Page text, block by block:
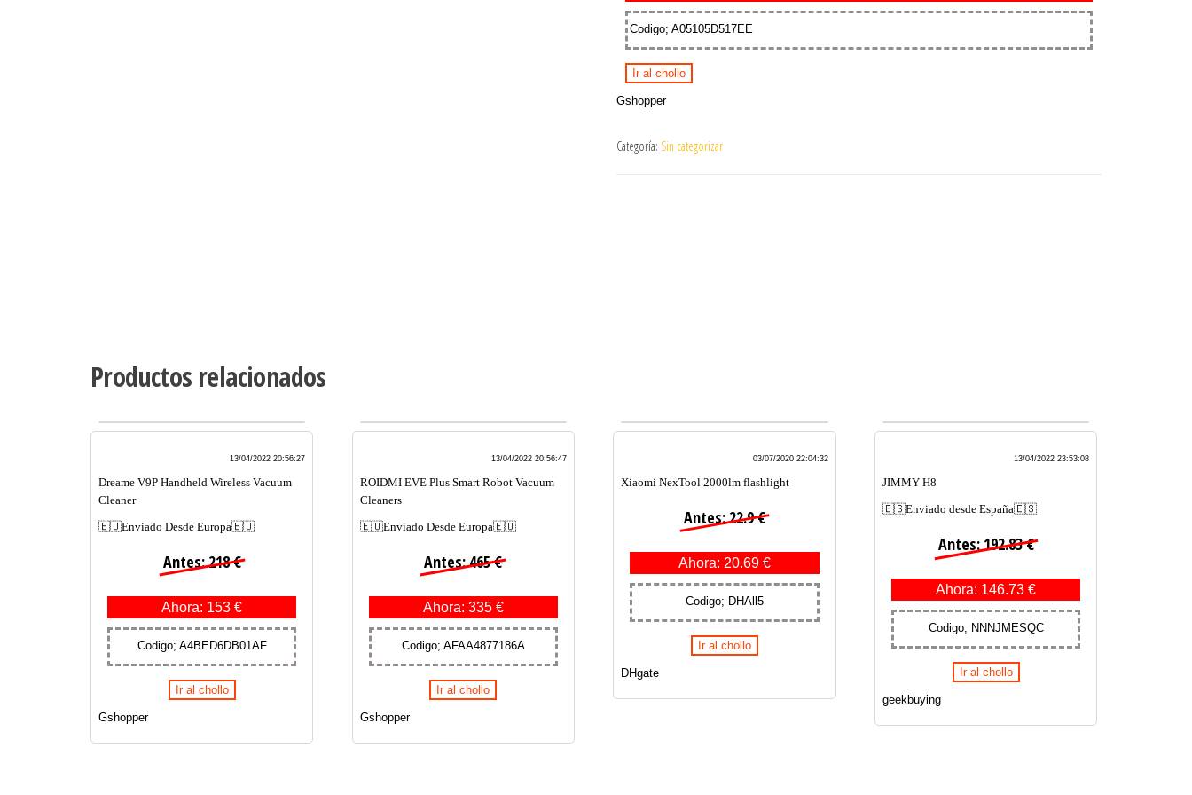
Codigo; A05105D517EE
Ir al chollo
Gshopper
Categoría: Sin categorizar
Productos relacionados
13/04/2022 20:56:27
Dreame V9P Handheld Wireless Vacuum
Cleaner
🇪🇺Enviado Desde Europa🇪🇺
Antes: 218 €
Ahora: 153 €
Codigo; A4BED6DB01AF
Ir al chollo
Gshopper
13/04/2022 20:56:47
ROIDMI EVE Plus Smart Robot Vacuum
Cleaners
🇪🇺Enviado Desde Europa🇪🇺
Antes: 465 €
Ahora: 335 €
Codigo; AFAA4877186A
Ir al chollo
Gshopper
03/07/2020 22:04:32
Xiaomi NexTool 2000lm flashlight
Antes: 22.9 €
Ahora: 20.69 €
Codigo; DHAll5
Ir al chollo
DHgate
13/04/2022 23:53:08
JIMMY H8
🇪🇸Enviado desde España🇪🇸
Antes: 192.83 €
Ahora: 146.73 €
Codigo; NNNJMESQC
Ir al chollo
geekbuying